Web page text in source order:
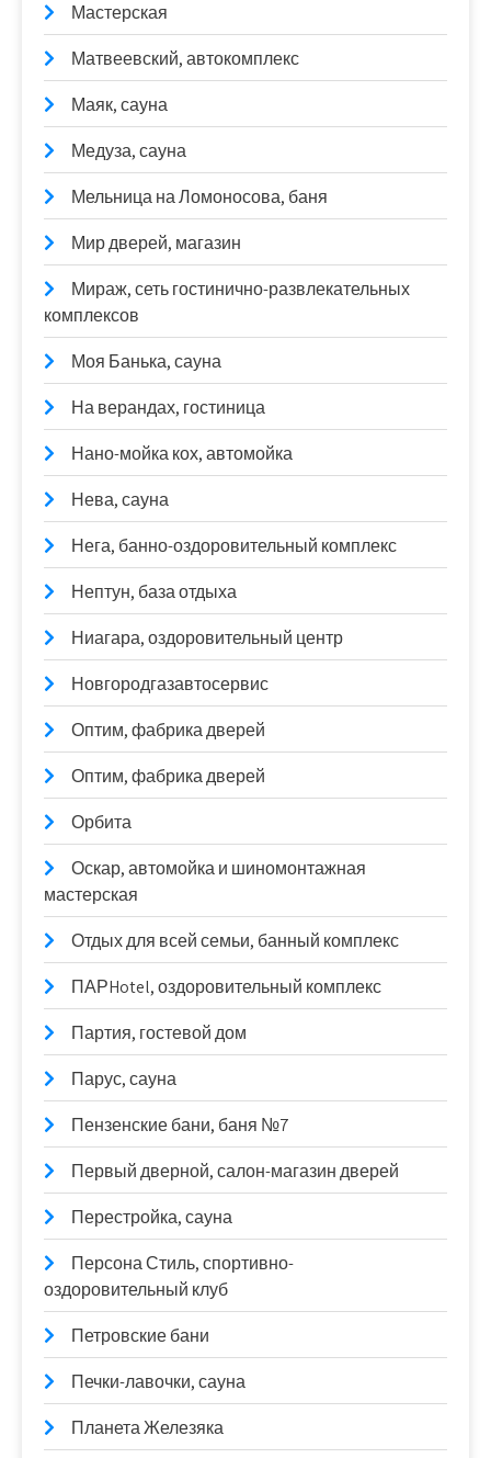
Мастерская
Матвеевский, автокомплекс
Маяк, сауна
Медуза, сауна
Мельница на Ломоносова, баня
Мир дверей, магазин
Мираж, сеть гостинично-развлекательных
комплексов
Моя Банька, сауна
На верандах, гостиница
Нано-мойка кох, автомойка
Нева, сауна
Нега, банно-оздоровительный комплекс
Нептун, база отдыха
Ниагара, оздоровительный центр
Новгородгазавтосервис
Оптим, фабрика дверей
Оптим, фабрика дверей
Орбита
Оскар, автомойка и шиномонтажная
мастерская
Отдых для всей семьи, банный комплекс
ПАРHotel, оздоровительный комплекс
Партия, гостевой дом
Парус, сауна
Пензенские бани, баня №7
Первый дверной, салон-магазин дверей
Перестройка, сауна
Персона Стиль, спортивно-
оздоровительный клуб
Петровские бани
Печки-лавочки, сауна
Планета Железяка